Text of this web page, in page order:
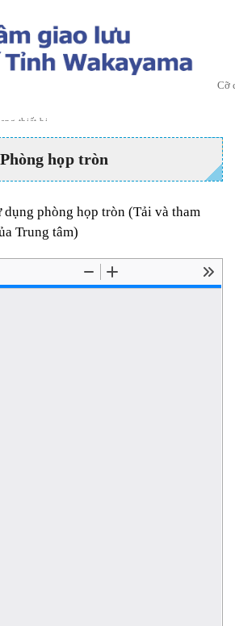
Cỡ
thiết bị
Phòng họp tròn
dụng phòng họp tròn (Tải và tham
Trung tâm)